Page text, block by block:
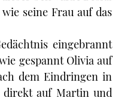
seine Frau auf das
eingebrannt
gespannt Olivia auf
dem Eindringen in
direkt auf Martin und